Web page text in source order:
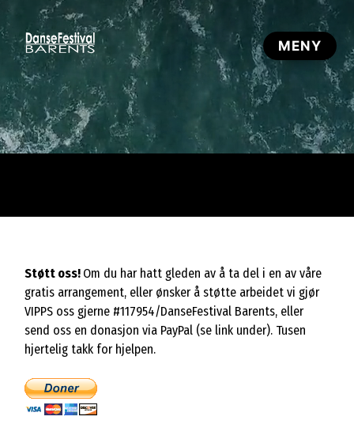
Støtt oss! Om du har hatt gleden av å ta del i en av våre
gratis arrangement, eller ønsker å støtte arbeidet vi gjør
VIPPS oss gjerne #117954/DanseFestival Barents, eller
send oss en donasjon via PayPal (se link under). Tusen
hjertelig takk for hjelpen.